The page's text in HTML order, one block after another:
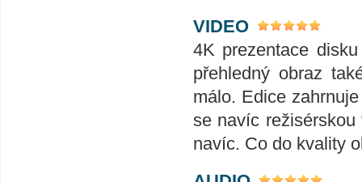
VIDEO
4K prezentace
přehledný obraz
málo. Edice
se navíc
navíc. Co do kvality